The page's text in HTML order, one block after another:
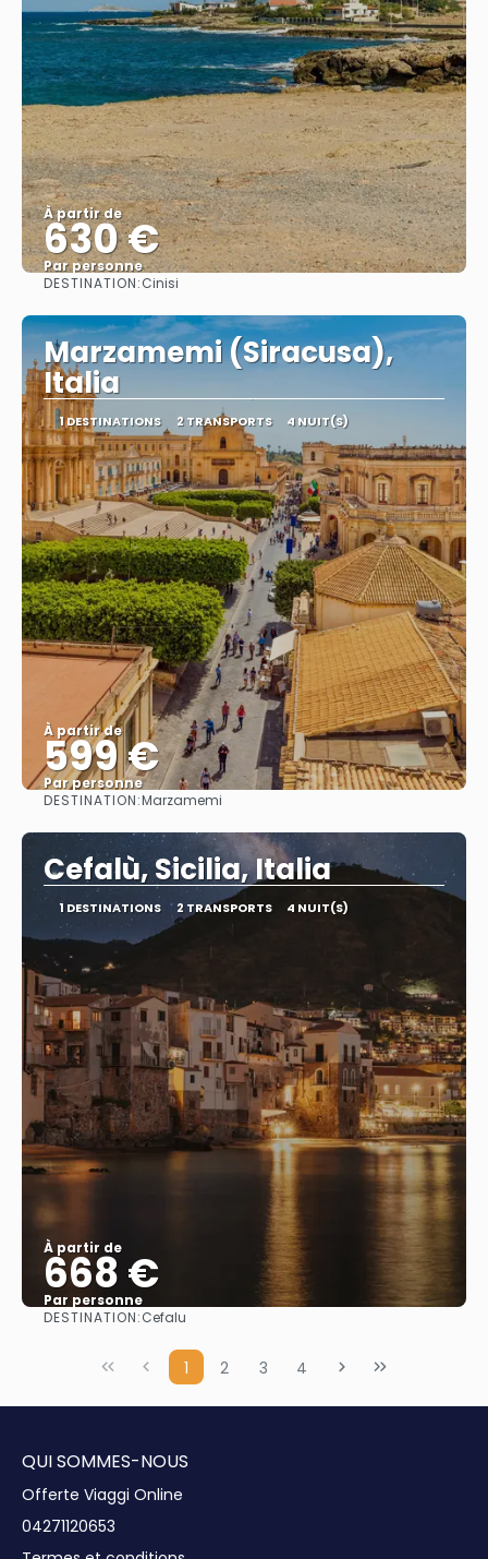
À partir de
630 €
Par personne
DESTINATION:Cinisi
Marzamemi (Siracusa),
Italia
1 DESTINATIONS 2 TRANSPORTS 4 NUIT(S)
À partir de
599 €
Par personne
Afficher
DESTINATION:Marzamemi
Cefalù, Sicilia, Italia
1 DESTINATIONS 2 TRANSPORTS 4 NUIT(S)
À partir de
668 €
Par personne
DESTINATION:Cefalu
1 2 3 4
QUI SOMMES-NOUS
Offerte Viaggi Online
04271120653